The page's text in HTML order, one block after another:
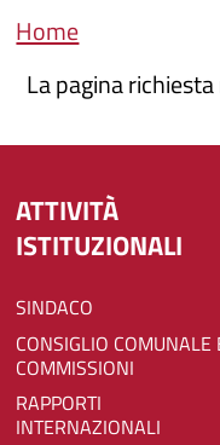
Briciole di pane
Home
La pagina
ATTIVITÀ
ISTITUZIONALI
SINDACO
CONSIGLIO COMUNALE E
COMMISSIONI
RAPPORTI
INTERNAZIONALI